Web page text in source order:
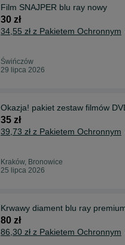
Film SNAJPER blu ray nowy
30 zł
34,55 zł z Pakietem Ochronnym
Świńczów
29 lipca 2026
Okazja! pakiet zestaw filmów
35 zł
39,73 zł z Pakietem Ochronnym
Kraków, Bronowice
25 lipca 2026
Krwawy diament blu ray
80 zł
86,30 zł z Pakietem Ochronnym